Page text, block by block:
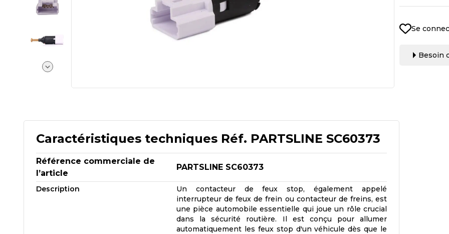
Caractéristiques techniques Réf. PARTSLINE SC60373
Référence commerciale de
l’article
PARTSLINE SC60373
Description
Un contacteur de feux stop, également appelé
interrupteur de feux de frein ou contacteur de freins, est
une pièce automobile essentielle qui joue un rôle crucial
dans la sécurité routière. Il est conçu pour allumer
automatiquement les feux stop d'un véhicule dès que le
Se
Besoin